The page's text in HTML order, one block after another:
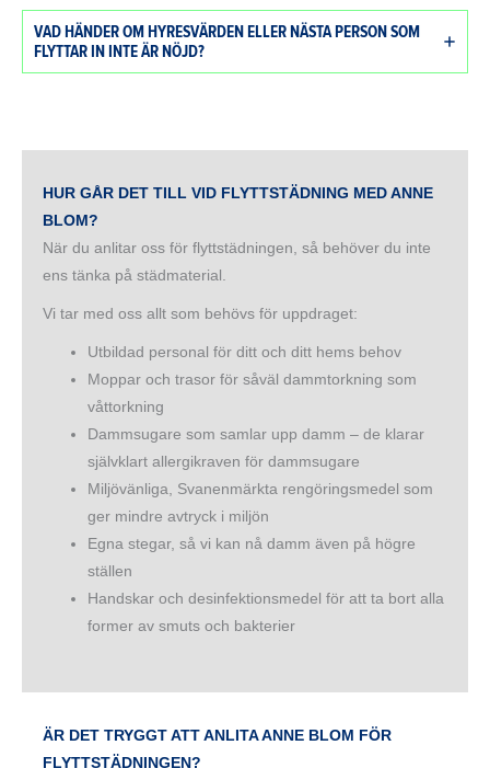
VAD HÄNDER OM HYRESVÄRDEN ELLER NÄSTA PERSON SOM
FLYTTAR IN INTE ÄR NÖJD?
HUR GÅR DET TILL VID FLYTTSTÄDNING MED ANNE
BLOM?
När du anlitar oss för flyttstädningen, så behöver du inte
ens tänka på städmaterial.
Vi tar med oss allt som behövs för uppdraget:
Utbildad personal för ditt och ditt hems behov
Moppar och trasor för såväl dammtorkning som
våttorkning
Dammsugare som samlar upp damm – de klarar
självklart allergikraven för dammsugare
Miljövänliga, Svanenmärkta rengöringsmedel som
ger mindre avtryck i miljön
Egna stegar, så vi kan nå damm även på högre
ställen
Handskar och desinfektionsmedel för att ta bort alla
former av smuts och bakterier
ÄR DET TRYGGT ATT ANLITA ANNE BLOM FÖR
FLYTTSTÄDNINGEN?